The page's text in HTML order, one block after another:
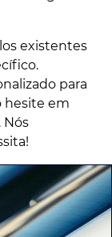
existentes
para
hesite em
Nós